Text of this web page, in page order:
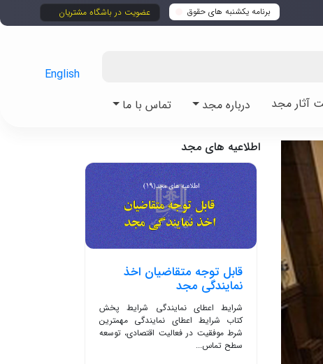
برنامه یکشنبه های حقوق عضویت در باشگاه مشتریان
آثار مجد درباره مجد تماس با ما
English
اطلاعیه های مجد
قابل توجه متقاضیان اخذ
نمایندگی مجد
شرایط اعطای نمایندگی شرایط پخش
کتاب شرایط اعطای نمایندگی مهمترین
شرط موفقیت در فعالیت اقتصادی، توسعه
سطح تماس...